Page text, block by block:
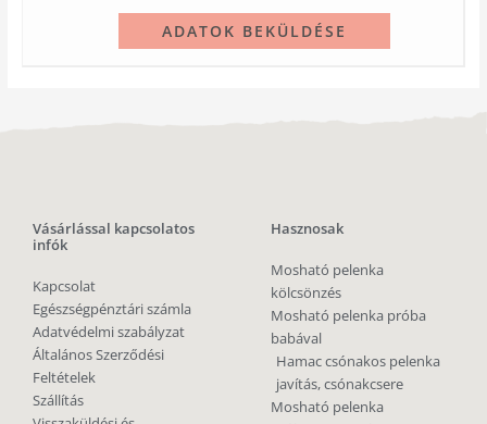
Vásárlással kapcsolatos
infók
Kapcsolat
Egészségpénztári számla
Adatvédelmi szabályzat
Általános Szerződési
Feltételek
Szállítás
Hasznosak
Mosható pelenka
kölcsönzés
Mosható pelenka próba
babával
Hamac csónakos pelenka
javítás, csónakcsere
Mosható pelenka